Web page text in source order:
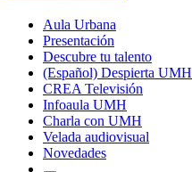
Aula Urbana
Presentación
Descubre tu talento
(Español) Despierta UMH
CREA Televisión
Infoaula UMH
Charla con UMH
Velada audiovisual
Novedades